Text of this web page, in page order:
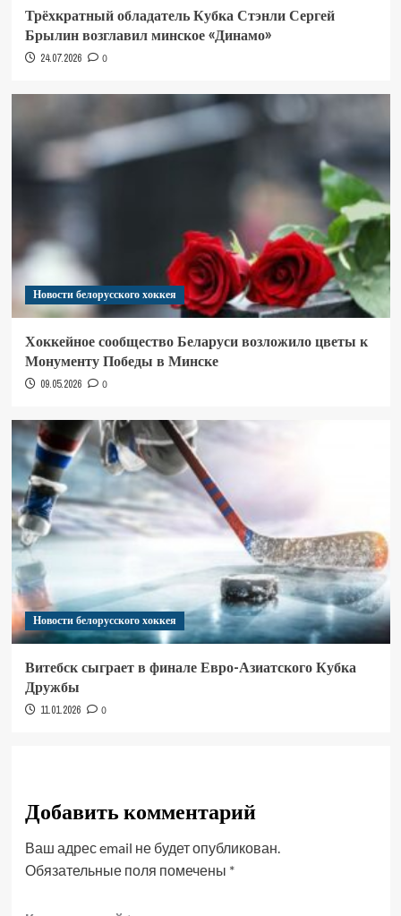
Трёхкратный обладатель Кубка Стэнли Сергей
Брылин возглавил минское «Динамо»
24.07.2026 0
Новости белорусского хоккея
Хоккейное сообщество Беларуси возложило цветы к
Монументу Победы в Минске
09.05.2026 0
Новости белорусского хоккея
Витебск сыграет в финале Евро-Азиатского Кубка
Дружбы
11.01.2026 0
Добавить комментарий
Ваш адрес email не будет опубликован.
Обязательные поля помечены *